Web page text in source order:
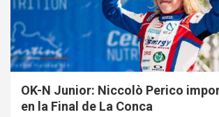
OK-N Junior: Niccolò Perico
en la Final de La Conca